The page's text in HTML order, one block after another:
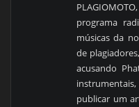
programa
músicas da
de
acusando
publicar um